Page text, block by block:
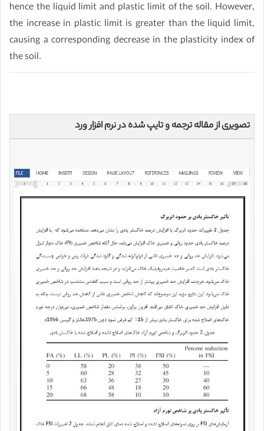
hence the liquid limit and plastic limit of the soil. However,
the increase in plastic limit is greater than the liquid limit,
causing a corresponding decrease in the plasticity index of
the soil.
تصویری از مقاله ترجمه و تایپ شده در نرم افزار ورد